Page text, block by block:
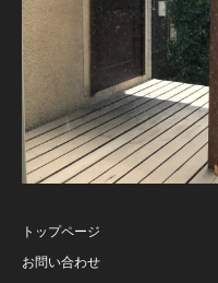
トップページ
お問い合わせ